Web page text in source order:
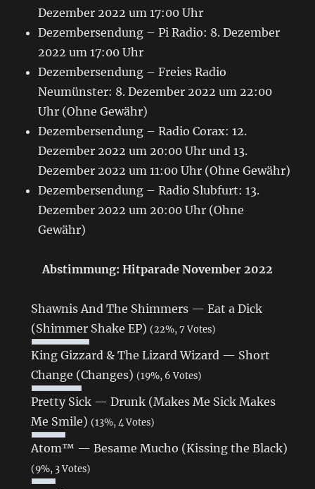
Dezember 2022 um 17:00 Uhr
Dezembersendung – Pi Radio: 8. Dezember
2022 um 17:00 Uhr
Dezembersendung – Freies Radio
Neumünster: 8. Dezember 2022 um 22:00
Uhr (Ohne Gewähr)
Dezembersendung – Radio Corax: 12.
Dezember 2022 um 20:00 Uhr und 13.
Dezember 2022 um 11:00 Uhr (Ohne Gewähr)
Dezembersendung – Radio Slubfurt: 13.
Dezember 2022 um 20:00 Uhr (Ohne
Gewähr)
Abstimmung: Hitparade November 2022
Shawnis And The Shimmers — Eat a Dick
(Shimmer Shake EP) (22%, 7 Votes)
King Gizzard & The Lizard Wizard — Short
Change (Changes) (19%, 6 Votes)
Pretty Sick — Drunk (Makes Me Sick Makes
Me Smile) (13%, 4 Votes)
Atom™ — Besame Mucho (Kissing the Black)
(9%, 3 Votes)